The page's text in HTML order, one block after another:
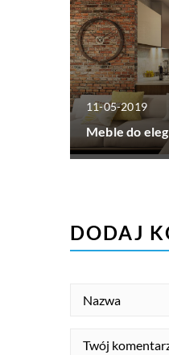
11-05-2019
Meble do
DODAJ